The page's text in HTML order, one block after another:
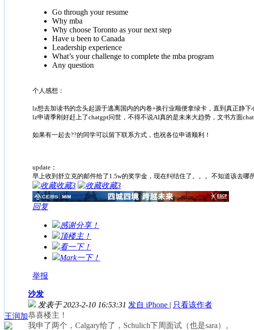
Go through your resume
Why mba
Why choose Toronto as your next step
Have u been to Canada
Leadership experience
What’s your challenge to complete the mba program
Any question
个人感想：
lz想去加读书的念头起源于逃离国内的内卷+换行业顺便拿绿卡，直到真正静
lz申请季刚好赶上了chatgpt问世，不得不说AI真的是未来大趋势，文书方面
如果有一起去??的同学可以留下联系方式，也祝各位申请顺利！
update：
早上收到舒立克的邮件给了1.5w的奖学金，现在纠结住了。。。不知道该去哪
收藏3 收藏3
回复
感谢分享！
顶楼主！
看一下！
Mark一下！
举报
王润加
沙发
发表于 2023-2-10 16:53:31 发自 iPhone | 只看该作者
恭喜楼主！
我申了两个，Calgary给了，Schulich下周面试（也是sara）。